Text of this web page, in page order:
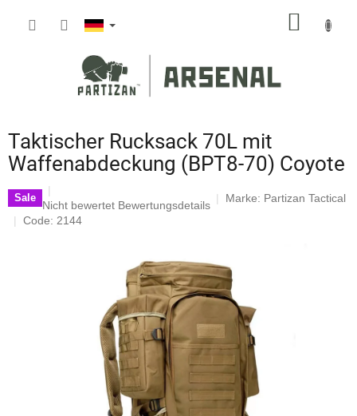
Taktischer Rucksack 70L mit
Waffenabdeckung (BPT8-70) Coyote
Sale
Die
durchschnittliche
Nicht bewertet Bewertungsdetails
Marke: Partizan Tactical
Code: 2144